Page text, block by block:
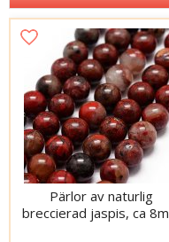
Pärlor av naturlig
breccierad jaspis, ca